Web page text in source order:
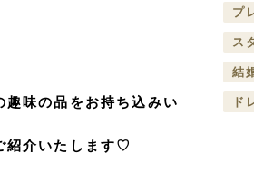
味の品をお持ち込みい
紹介いたします♡
プ
ス
結
ド